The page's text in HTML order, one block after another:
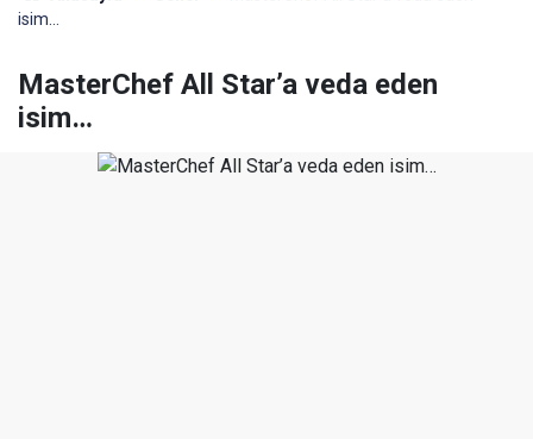
isim…
MasterChef All Star’a veda eden
isim…